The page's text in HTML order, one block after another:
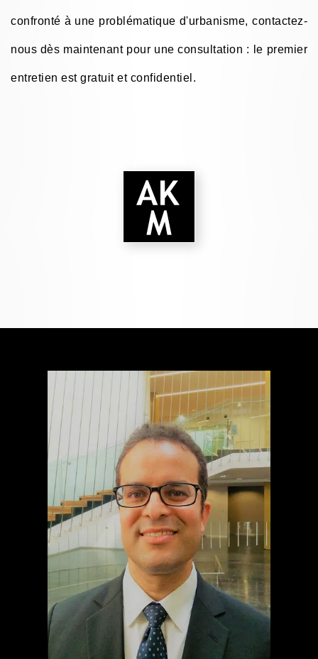
confronté à une problématique d'urbanisme, contactez-
nous dès maintenant pour une consultation : le premier
entretien est gratuit et confidentiel.